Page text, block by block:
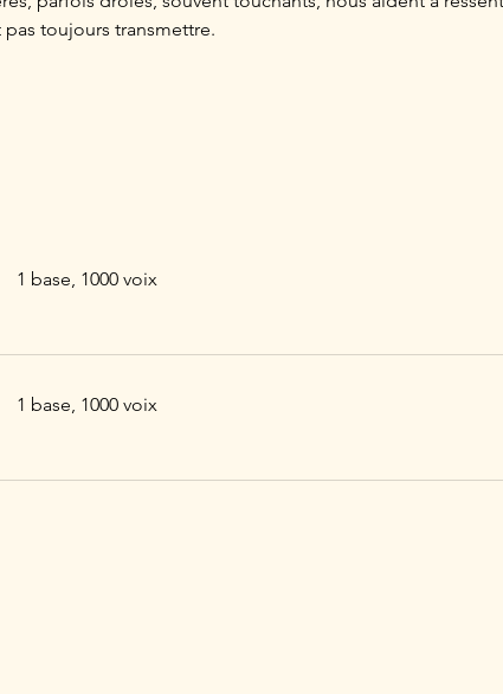
toujours transmettre.
1 base, 1000 voix
1 base, 1000 voix